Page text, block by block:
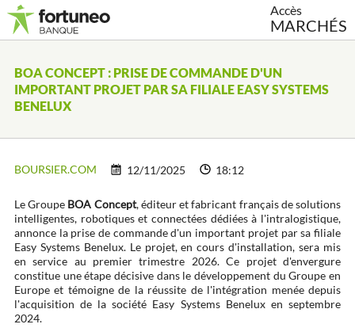
Accès
MARCHÉS
BOA CONCEPT : PRISE DE COMMANDE D'UN
IMPORTANT PROJET PAR SA FILIALE EASY SYSTEMS
BENELUX
BOURSIER.COM 12/11/2025 18:12
Le Groupe BOA Concept, éditeur et fabricant français de solutions
intelligentes, robotiques et connectées dédiées à l'intralogistique,
annonce la prise de commande d'un important projet par sa filiale
Easy Systems Benelux. Le projet, en cours d'installation, sera mis
en service au premier trimestre 2026. Ce projet d'envergure
constitue une étape décisive dans le développement du Groupe en
Europe et témoigne de la réussite de l'intégration menée depuis
l'acquisition de la société Easy Systems Benelux en septembre
2024.